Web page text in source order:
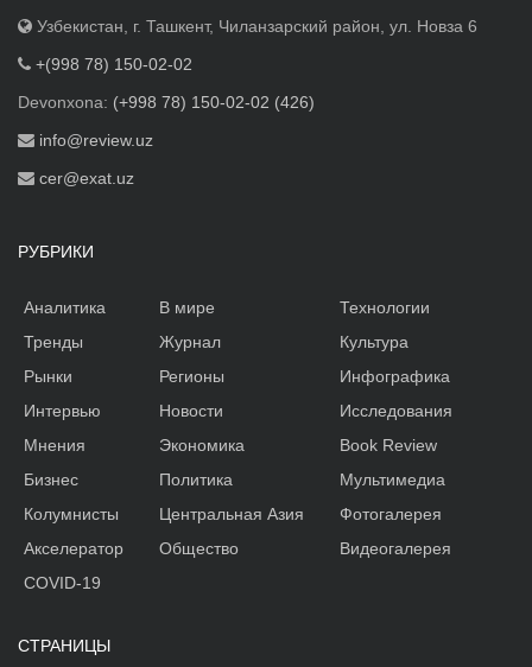
Узбекистан, г. Ташкент, Чиланзарский район, ул. Новза 6
+(998 78) 150-02-02
Devonxona: (+998 78) 150-02-02 (426)
info@review.uz
cer@exat.uz
РУБРИКИ
Аналитика
Тренды
Рынки
Интервью
Мнения
Бизнес
Колумнисты
Акселератор
В мире
Журнал
Регионы
Новости
Экономика
Политика
Центральная Азия
Общество
Технологии
Культура
Инфографика
Исследования
Book Review
Мультимедиа
Фотогалерея
Видеогалерея
COVID-19
СТРАНИЦЫ